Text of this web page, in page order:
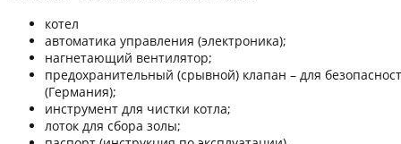
котел
автоматика управления (электроника);
нагнетающий вентилятор;
предохранительный (срывной) клапан – для
(Германия);
инструмент для чистки котла;
лоток для сбора золы;